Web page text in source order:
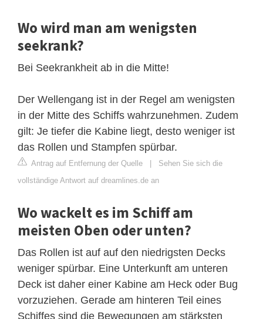
Wo wird man am wenigsten
seekrank?
Bei Seekrankheit ab in die Mitte!
Der Wellengang ist in der Regel am wenigsten
in der Mitte des Schiffs wahrzunehmen. Zudem
gilt: Je tiefer die Kabine liegt, desto weniger ist
das Rollen und Stampfen spürbar.
Antrag auf Entfernung der Quelle | Sehen Sie sich die
vollständige Antwort auf dreamlines.de an
Wo wackelt es im Schiff am
meisten Oben oder unten?
Das Rollen ist auf auf den niedrigsten Decks
weniger spürbar. Eine Unterkunft am unteren
Deck ist daher einer Kabine am Heck oder Bug
vorzuziehen. Gerade am hinteren Teil eines
Schiffes sind die Bewegungen am stärksten